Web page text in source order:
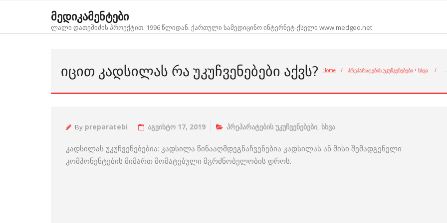
მედიკამენტები
ლალი დათეშიძის პროექტით. 1996 წლიდან. ქართული სამედიცინო ინტერნეტ-ქსელი www.medgeo.net
ᲘᲪᲘᲗ ᲙᲐᲓᲡᲘᲚᲐᲡ ᲠᲐ ᲣᲙᲣᲩᲕᲔᲜᲔᲑᲔᲑᲘ ᲐᲥᲕᲡ? Home / პრეპარატების უკუჩვენებები • სხვა / …
By preparatebi აგვისტო 17, 2019 პრეპარატების უკუჩვენებები, სხვა
კადსილას უკუჩვენებებია: კადსილა წინააღმდეგნაჩვენებია კადსილას ან მისი შემადგენელი
კომპონენტების მიმართ მომატებული მგრძნობელობის დროს.